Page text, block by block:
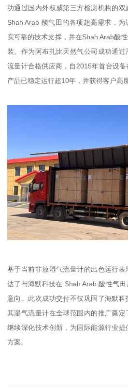
功通过国内外权威第三方检测机构的
Shah Arab 酸气田的各项超高需求，
实可靠的技术支撑，并在Shah Arab酸
装。作为阿布扎比天然气公司成功通
流量计合格供应商，自2015年首台设
产品已稳定运行超10年，并获得客户高
基于当前非放湿气流量计的出色运行
达了与海默科技在 Shah Arab 酸性气
意向。此次成功交付不仅巩固了海默
其湿气流量计在全球范围内的推广奠
继续深化技术创新，为国际能源行业
方案。